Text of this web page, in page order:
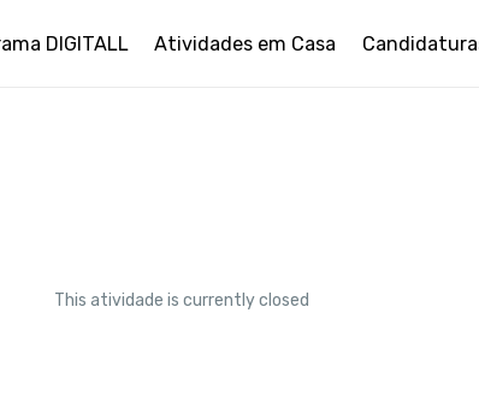
DIGITALL Atividades em Casa
This atividade is currently closed